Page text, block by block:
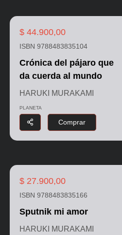
$ 44.900,00
ISBN 9788483835104
Crónica del pájaro que
da cuerda al mundo
HARUKI MURAKAMI
PLANETA
Comprar
$ 27.900,00
ISBN 9788483835166
Sputnik mi amor
HARUKI MURAKAMI